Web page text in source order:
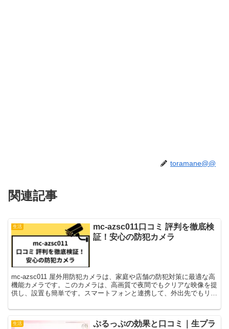
toramane@@
関連記事
生活
mc-azsc011口コミ 評判を徹底検
証！安心の防犯カメラ
mc-azsc011 屋外用防犯カメラは、家庭や店舗の防犯対策に最適な高
機能カメラです。このカメラは、高画質で夜間でもクリアな映像を提
供し、設置も簡単です。スマートフォンと連携して、外出先でもリア
生活
ぷるっぷの効果と口コミ｜生プラ